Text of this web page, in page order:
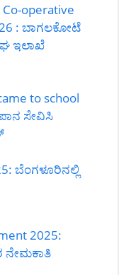
operative
: ಬಾಗಲಕೋಟೆ
ಇಲಾಖೆ
to school
ಸೇವಿಸಿ
ಬೆಂಗಳೂರಿನಲ್ಲಿ
2025:
ನೇಮಕಾತಿ